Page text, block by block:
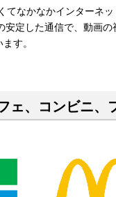
てなかなかインターネ
安定した通信で、動画
す。
ェ、コンビニ